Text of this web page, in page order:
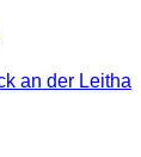
an der Leitha